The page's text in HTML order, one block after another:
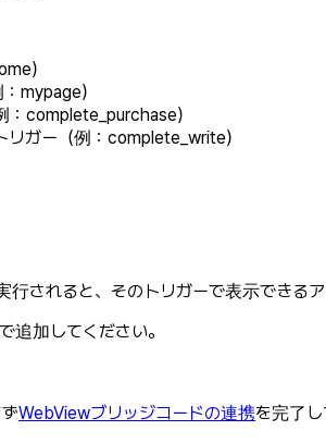
）
mypage）
：complete_purchase）
ガー（例：complete_write）
行されると、そのトリガーで表示できる
追加してください。
WebViewブリッジコードの連携を完了し